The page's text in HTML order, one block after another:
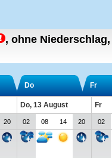
, ohne Niederschlag,
Do Fr
Do, 13 August
Fr
20 02 08 14 20 02